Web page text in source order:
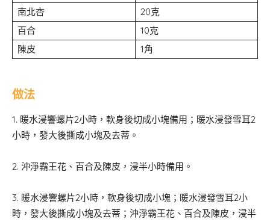
南北杏
20克
百合
10克
陳皮
1角
做法
1. 暖水浸響螺片2小時，軟身後切成小塊備用；暖水浸發雪耳2
小時，發大後撕成小塊及去蒂。
2. 沖淨霸王花、百合及陳皮，浸半小時備用。
3. 暖水浸響螺片2小時，軟身後切成小塊；暖水浸發雪耳2小
時，發大後撕成小塊及去蒂；沖淨霸王花、百合及陳皮，浸半